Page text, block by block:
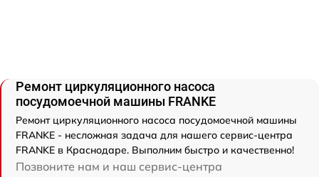
Ремонт циркуляционного насоса
посудомоечной машины FRANKE
Ремонт циркуляционного насоса посудомоечной машины
FRANKE - несложная задача для нашего сервис-центра
FRANKE в Краснодаре. Выполним быстро и качественно!
Позвоните нам и наш сервис-центра